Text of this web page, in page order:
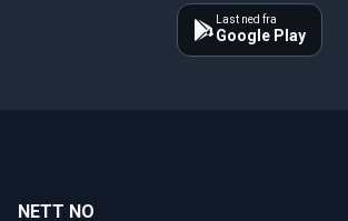
Last ned fra
Google Play
NETT NO